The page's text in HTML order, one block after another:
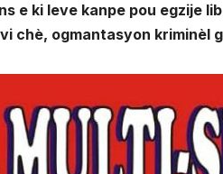
e ki leve kanpe pou egzije
chè, ogmantasyon kriminèl